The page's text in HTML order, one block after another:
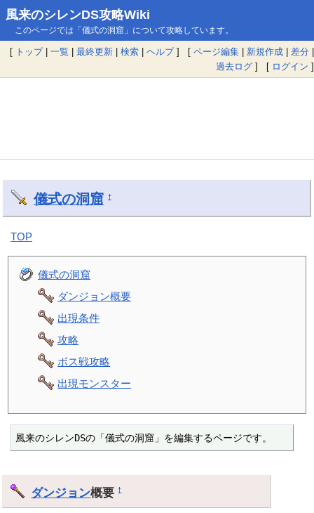
風来のシレンDS攻略Wiki
このページでは「儀式の洞窟」について攻略しています。
[ トップ| 一覧 | 最終更新 | 検索 | ヘルプ] [ ページ編集 | 新規作成 | 差分 |
過去ログ ] [ ログイン ]
儀式の洞窟 †
TOP
儀式の洞窟
ダンジョン概要
出現条件
攻略
ボス戦攻略
出現モンスター
風来のシレンDSの「儀式の洞窟」を編集するページです。
ダンジョン概要†